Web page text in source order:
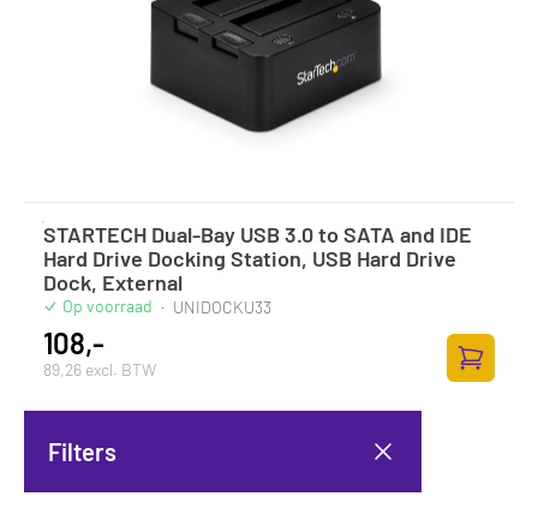
Filters
STARTECH Dual-Bay USB 3.0 to SATA and IDE
Hard Drive Docking Station, USB Hard Drive
Dock, External
Op voorraad · UNIDOCKU33
108,-
89,26 excl. BTW